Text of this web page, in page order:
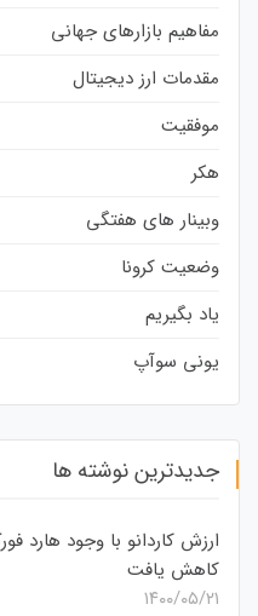
مفاهیم بازارهای جهانی
مقدمات ارز دیجیتال
موفقیت
هکر
وبینار های هفتگی
وضعیت کرونا
یاد بگیریم
یونی سوآپ
جدیدترین نوشته ها
کاهش یافت
۱۴۰۰/۰۵/۲۱